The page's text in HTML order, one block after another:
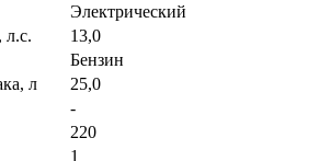
Электрический
л.с.
13,0
Бензин
л
25,0
-
220
1